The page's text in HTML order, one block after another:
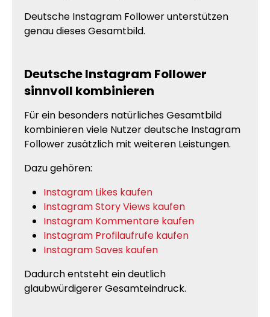
Deutsche Instagram Follower unterstützen
genau dieses Gesamtbild.
Deutsche Instagram Follower
sinnvoll kombinieren
Für ein besonders natürliches Gesamtbild
kombinieren viele Nutzer deutsche Instagram
Follower zusätzlich mit weiteren Leistungen.
Dazu gehören:
Instagram Likes kaufen
Instagram Story Views kaufen
Instagram Kommentare kaufen
Instagram Profilaufrufe kaufen
Instagram Saves kaufen
Dadurch entsteht ein deutlich
glaubwürdigerer Gesamteindruck.